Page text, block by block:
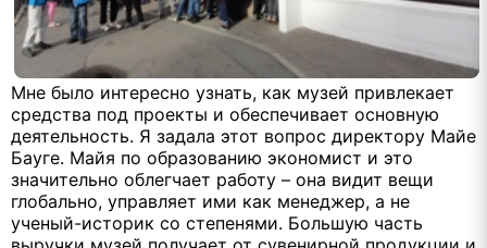
Мне было интересно узнать, как музей привлекает
средства под проекты и обеспечивает основную
деятельность. Я задала этот вопрос директору Майе
Бауге. Майя по образованию экономист и это
значительно облегчает работу – она видит вещи
глобально, управляет ими как менеджер, а не
ученый-историк со степенями. Большую часть